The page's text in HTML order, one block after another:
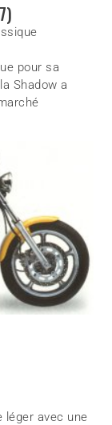
pour sa
Shadow a
léger avec une